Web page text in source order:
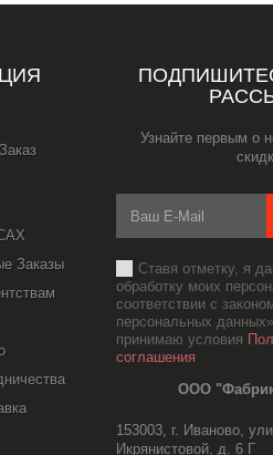
Заказы
Узнайте первым о
Ставя отметку, я
обработку моих
соответствии с
персональных
принимаю условия
соглашения
ООО
153003, г. Иваново,
Икрянистовой, д. 6 Г